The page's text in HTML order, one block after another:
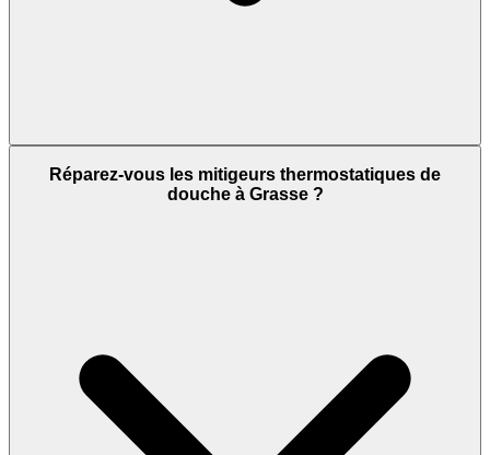
Réparez-vous les mitigeurs thermostatiques de
douche à Grasse ?